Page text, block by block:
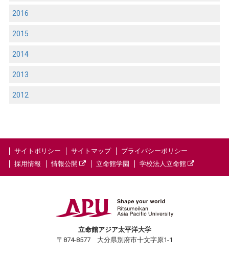
2016
2015
2014
2013
2012
サイトポリシー サイトマップ
プライバシーポリシー
採用情報
情報公開 立命館学園 学校法人立命館
立命館アジア太平洋大学
〒874-8577 大分県別府市十文字原1-1